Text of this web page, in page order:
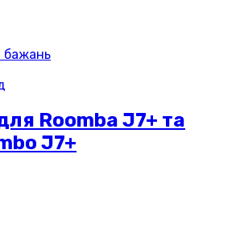
бажань
Roomba J7+ та
J7+